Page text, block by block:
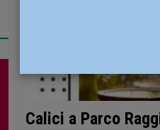
Calici a Parco